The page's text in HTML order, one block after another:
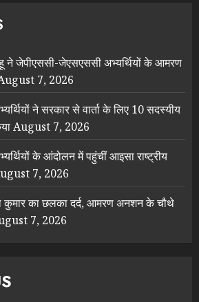
ने जेपीएससी-जेएसएससी अभ्यर्थियों के आमरण
7, 2026
ने सरकार से वार्ता के लिए 10 सदस्यीय
August 7, 2026
के आंदोलन में पहुंचीं आइसा राष्ट्रीय
7, 2026
कुमार का छलका दर्द, आमरण अनशन के चौथे
7, 2026